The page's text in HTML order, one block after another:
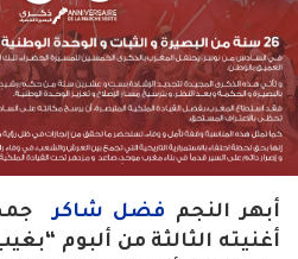
أبهر النجم فضل شاكر